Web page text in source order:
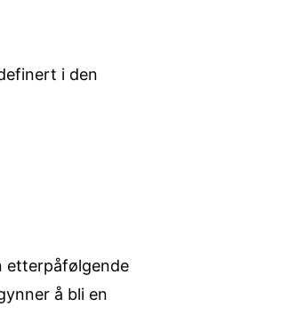
i den
etterpåfølgende
å bli en